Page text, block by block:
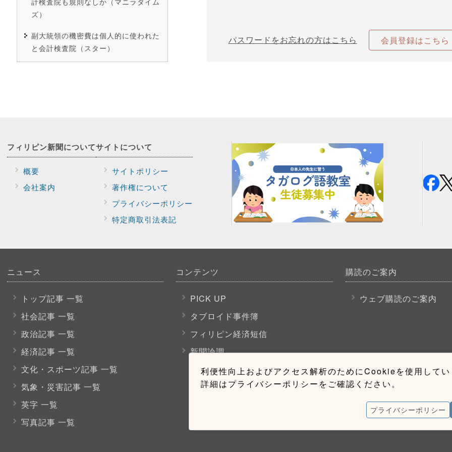
ズ）
副大統領の機密費は個人的に使われた
と会計検査院（スター）
パスワードをお忘れの方はこちら 会員登録はこちら
利便性向上およびアクセス解析のためにCookieを使用して
詳細はプライバシーポリシーをご確認ください。
プライバシーポリシー
フィリピン新聞について
概要
会社案内
サイトについて
サイトポリシー
著作権について
プライバシーポリシー
特定商取引法表記
ニュース
トップ記事 一覧
社会記事 一覧
政治記事 一覧
経済記事 一覧
文化・スポーツ記事 一覧
気象・災害記事 一覧
英字 一覧
写真記事 一覧
コンテンツ
PICK UP
タブロイド事件簿
フィリピン経済短信
新聞論調
購読のご案内
ウェブ購読のご案内